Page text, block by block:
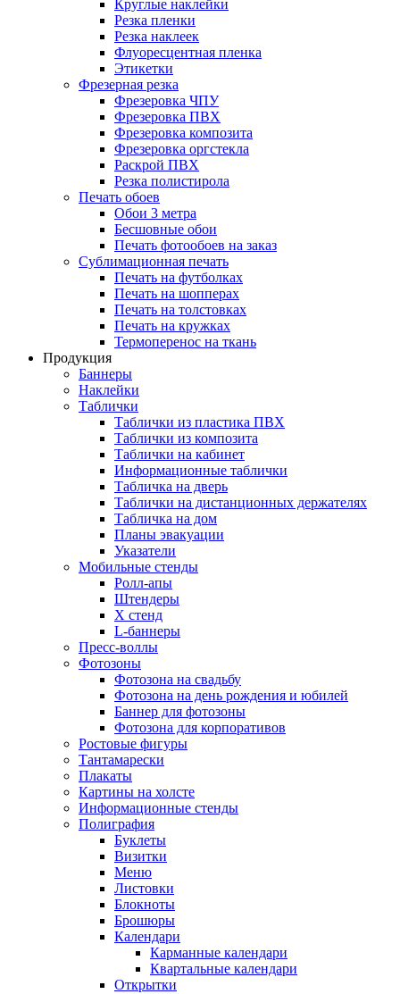
Круглые наклейки
Резка пленки
Резка наклеек
Флуоресцентная пленка
Этикетки
Фрезерная резка
Фрезеровка ЧПУ
Фрезеровка ПВХ
Фрезеровка композита
Фрезеровка оргстекла
Раскрой ПВХ
Резка полистирола
Печать обоев
Обои 3 метра
Бесшовные обои
Печать фотообоев на заказ
Сублимационная печать
Печать на футболках
Печать на шопперах
Печать на толстовках
Печать на кружках
Термоперенос на ткань
Продукция
Баннеры
Наклейки
Таблички
Таблички из пластика ПВХ
Таблички из композита
Таблички на кабинет
Информационные таблички
Табличка на дверь
Таблички на дистанционных держателях
Табличка на дом
Планы эвакуации
Указатели
Мобильные стенды
Ролл-апы
Штендеры
Х стенд
L-баннеры
Пресс-воллы
Фотозоны
Фотозона на свадьбу
Фотозона на день рождения и юбилей
Баннер для фотозоны
Фотозона для корпоративов
Ростовые фигуры
Тантамарески
Плакаты
Картины на холсте
Информационные стенды
Полиграфия
Буклеты
Визитки
Меню
Листовки
Блокноты
Брошюры
Календари
Карманные календари
Квартальные календари
Открытки